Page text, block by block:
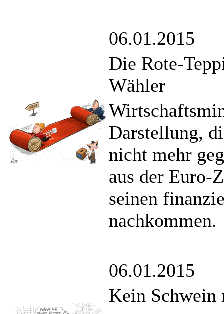
06.01.2015
Die Rote-
Wähler
Darstellung,
nicht mehr
aus der Euro-
seinen
nachkommen.
06.01.2015
Kein